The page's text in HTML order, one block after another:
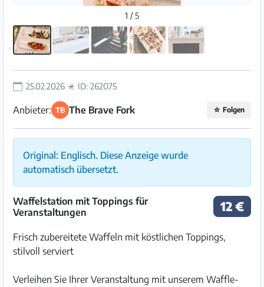
1 / 5
25.02.2026 ID: 262075
Anbieter: TB The Brave Fork ☆ Folgen
Original: Englisch. Diese Anzeige wurde
automatisch übersetzt.
12 €
Waffelstation mit Toppings für
Veranstaltungen
Frisch zubereitete Waffeln mit köstlichen Toppings,
stilvoll serviert
Verleihen Sie Ihrer Veranstaltung mit unserem Waffle-